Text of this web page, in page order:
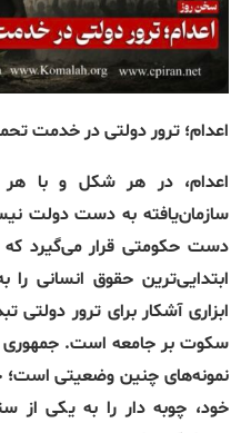
اعدام؛ تروردولتیدرخدمت
اعدام، در هر شکل و با
سازمان‌یافته به دست دولت
دست حکومتی قرار می‌گیرد
ابتدایی‌ترین حقوق انسانی
ابزاری آشکار برای ترور دولتی
سکوت بر جامعه است. جمهوری
نمونه‌های چنین وضعیتی است؛
خود، چوبه دار را به یکی